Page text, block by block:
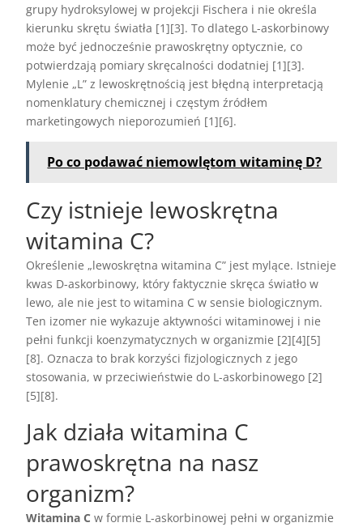
grupy hydroksylowej w projekcji Fischera i nie określa
kierunku skrętu światła [1][3]. To dlatego L-askorbinowy
może być jednocześnie prawoskrętny optycznie, co
potwierdzają pomiary skręcalności dodatniej [1][3].
Mylenie „L” z lewoskrętnością jest błędną interpretacją
nomenklatury chemicznej i częstym źródłem
marketingowych nieporozumień [1][6].
Po co podawać niemowlętom witaminę D?
Czy istnieje lewoskrętna
witamina C?
Określenie „lewoskrętna witamina C” jest mylące. Istnieje
kwas D-askorbinowy, który faktycznie skręca światło w
lewo, ale nie jest to witamina C w sensie biologicznym.
Ten izomer nie wykazuje aktywności witaminowej i nie
pełni funkcji koenzymatycznych w organizmie [2][4][5]
[8]. Oznacza to brak korzyści fizjologicznych z jego
stosowania, w przeciwieństwie do L-askorbinowego [2]
[5][8].
Jak działa witamina C
prawoskrętna na nasz
organizm?
Witamina C w formie L-askorbinowej pełni w organizmie